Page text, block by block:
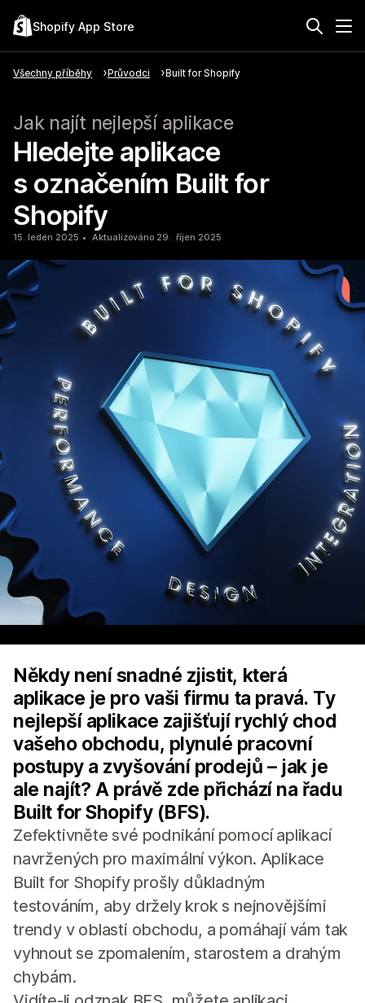
Shopify App Store
Všechny příběhy Průvodci Built for Shopify
Jak najít nejlepší aplikace
Hledejte aplikace
s označením Built for
Shopify
15. leden 2025 Aktualizováno 29. říjen 2025
Někdy není snadné zjistit, která
aplikace je pro vaši firmu ta pravá. Ty
nejlepší aplikace zajišťují rychlý chod
vašeho obchodu, plynulé pracovní
postupy a zvyšování prodejů – jak je
ale najít? A právě zde přichází na řadu
Built for Shopify (BFS).
Zefektivněte své podnikání pomocí aplikací
navržených pro maximální výkon. Aplikace
Built for Shopify prošly důkladným
testováním, aby držely krok s nejnovějšími
trendy v oblasti obchodu, a pomáhají vám tak
vyhnout se zpomalením, starostem a drahým
chybám.